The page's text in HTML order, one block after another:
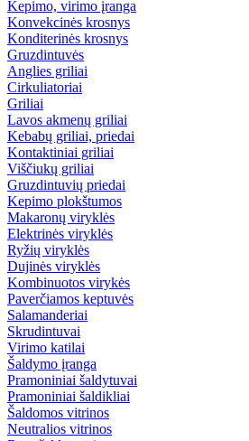
Kepimo, virimo įranga
Konvekcinės krosnys
Konditerinės krosnys
Gruzdintuvės
Anglies griliai
Cirkuliatoriai
Griliai
Lavos akmenų griliai
Kebabų griliai, priedai
Kontaktiniai griliai
Viščiukų griliai
Gruzdintuvių priedai
Kepimo plokštumos
Makaronų viryklės
Elektrinės viryklės
Ryžių viryklės
Dujinės viryklės
Kombinuotos virykės
Paverčiamos keptuvės
Salamanderiai
Skrudintuvai
Virimo katilai
Šaldymo įranga
Pramoniniai šaldytuvai
Pramoniniai šaldikliai
Šaldomos vitrinos
Neutralios vitrinos